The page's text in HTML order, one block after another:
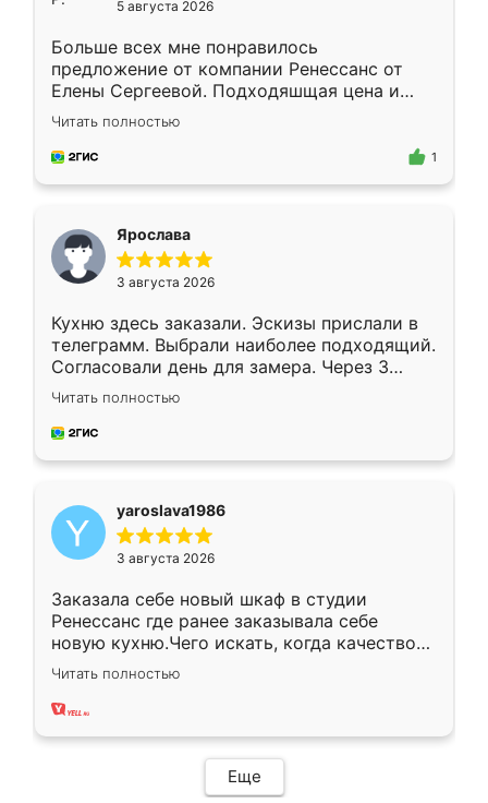
5 августа 2026
Больше всех мне понравилось
предложение от компании Ренессанс от
Елены Сергеевой. Подходяшщая цена и
короткие сроки изготовления. Приехавший
для замера сотрудник Владислав
предложил по моему эскизу самый
Читать полностью
1
Ярослава
3 августа 2026
Кухню здесь заказали. Эскизы прислали в
телеграмм. Выбрали наиболее подходящий.
Согласовали день для замера. Через 3
недели кухня была уже готова. Остались
довольны работой. Спасибо Ренессанс
мебель за качественную работу!
Читать полностью
yaroslava1986
3 августа 2026
Заказала себе новый шкаф в студии
Ренессанс где ранее заказывала себе
новую кухню.Чего искать, когда качеством
вполне довольна. Служит кухня уже почти
два года, нареканий нет.
Читать полностью
Еще